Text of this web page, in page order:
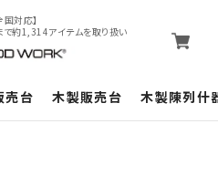
国対応】
約1,314アイテムを取り扱い
売台 木製販売台 木製陳列什